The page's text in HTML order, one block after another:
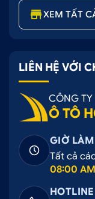
XEM TẤT
LIÊN HỆ VỚI
CÔNG TY
Ô TÔ
GIỜ
Tất cả
08:00
HOTLINE